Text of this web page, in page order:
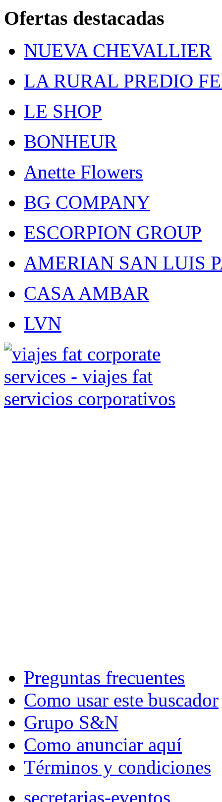
Ofertas destacadas
NUEVA CHEVALLIER
LA RURAL PREDIO
LE SHOP
BONHEUR
Anette Flowers
BG COMPANY
ESCORPION GROUP
AMERIAN SAN LUIS
CASA AMBAR
LVN
Preguntas frecuentes
Como usar este buscador
Grupo S&N
Como anunciar aquí
Términos y condiciones
secretarias-eventos